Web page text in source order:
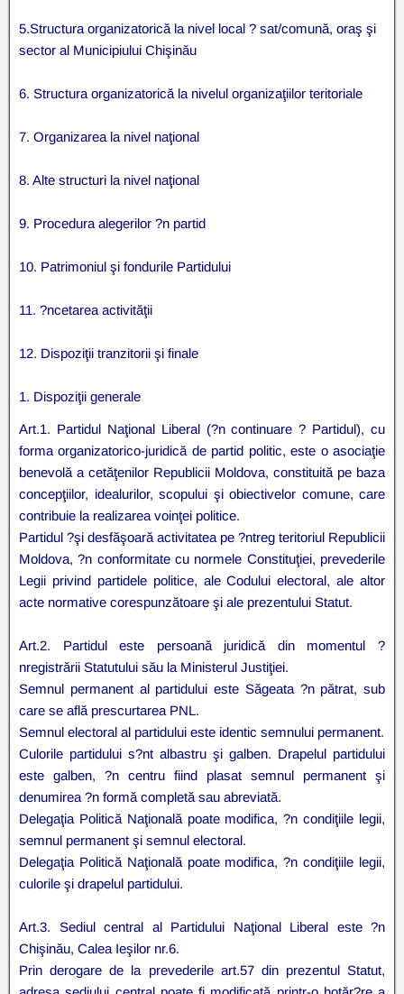
5.Structura organizatorică la nivel local ? sat/comună, oraş şi
sector al Municipiului Chişinău
6. Structura organizatorică la nivelul organizaţiilor teritoriale
7. Organizarea la nivel naţional
8. Alte structuri la nivel naţional
9. Procedura alegerilor ?n partid
10. Patrimoniul şi fondurile Partidului
11. ?ncetarea activităţii
12. Dispoziţii tranzitorii şi finale
1. Dispoziţii generale
Art.1. Partidul Naţional Liberal (?n continuare ? Partidul), cu
forma organizatorico-juridică de partid politic, este o asociaţie
benevolă a cetăţenilor Republicii Moldova, constituită pe baza
concepţiilor, idealurilor, scopului şi obiectivelor comune, care
contribuie la realizarea voinţei politice.
Partidul ?şi desfăşoară activitatea pe ?ntreg teritoriul Republicii
Moldova, ?n conformitate cu normele Constituţiei, prevederile
Legii privind partidele politice, ale Codului electoral, ale altor
acte normative corespunzătoare şi ale prezentului Statut.
Art.2. Partidul este persoană juridică din momentul ?
nregistrării Statutului său la Ministerul Justiţiei.
Semnul permanent al partidului este Săgeata ?n pătrat, sub
care se află prescurtarea PNL.
Semnul electoral al partidului este identic semnului permanent.
Culorile partidului s?nt albastru şi galben. Drapelul partidului
este galben, ?n centru fiind plasat semnul permanent şi
denumirea ?n formă completă sau abreviată.
Delegaţia Politică Naţională poate modifica, ?n condiţiile legii,
semnul permanent şi semnul electoral.
Delegaţia Politică Naţională poate modifica, ?n condiţiile legii,
culorile şi drapelul partidului.
Art.3. Sediul central al Partidului Naţional Liberal este ?n
Chişinău, Calea Ieşilor nr.6.
Prin derogare de la prevederile art.57 din prezentul Statut,